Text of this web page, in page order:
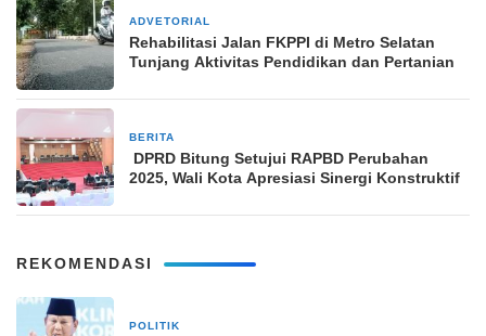
ADVETORIAL
Rehabilitasi Jalan FKPPI di Metro Selatan
Tunjang Aktivitas Pendidikan dan Pertanian
BERITA
DPRD Bitung Setujui RAPBD Perubahan
2025, Wali Kota Apresiasi Sinergi Konstruktif
REKOMENDASI
POLITIK